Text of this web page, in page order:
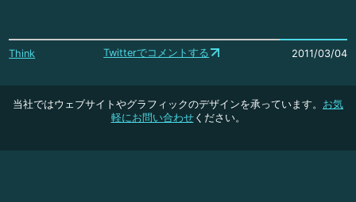
Think Twitterでコメントする 2011/03/04
当社ではウェブサイトやグラフィックのデザインを承っています。 お気
軽にお問い合わせください。